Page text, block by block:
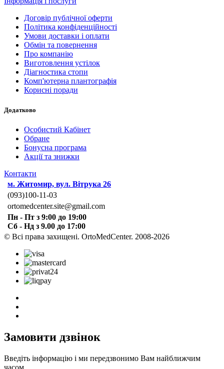
Договір публічної оферти
Політика конфіденційності
Умови доставки і оплати
Обмін та повернення
Про компанію
Виготовлення устілок
Діагностика стопи
Комп'ютерна плантографія
Корисні поради
Додатково
Особистий Кабінет
Обране
Бонусна програма
Акції та знижки
Контакти
м. Житомир, вул. Вітрука 26
(093)100-11-03
ortomedcenter.site@gmail.com
Пн - Пт з 9:00 до 19:00
Сб - Нд з 9.00 до 17:00
© Всі права захищені. OrtoMedCenter. 2008-2026
Замовити дзвінок
Введіть інформацію і ми передзвонимо Вам найближчим
часом.